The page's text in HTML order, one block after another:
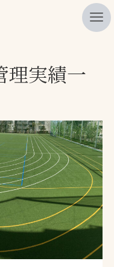
検索
理実績一